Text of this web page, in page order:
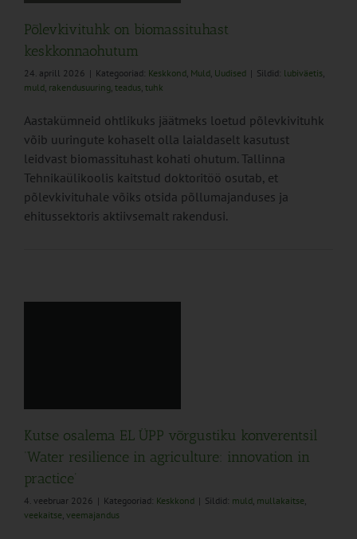
Põlevkivituhk on biomassituhast
keskkonnaohutum
24. aprill 2026 | Kategooriad: Keskkond, Muld, Uudised | Sildid: lubiväetis,
muld, rakendusuuring, teadus, tuhk
Aastakümneid ohtlikuks jäätmeks loetud põlevkivituhk
võib uuringute kohaselt olla laialdaselt kasutust
leidvast biomassituhast kohati ohutum. Tallinna
Tehnikaülikoolis kaitstud doktoritöö osutab, et
põlevkivituhale võiks otsida põllumajanduses ja
ehitussektoris aktiivsemalt rakendusi.
Kutse osalema EL ÜPP võrgustiku konverentsil
‘Water resilience in agriculture: innovation in
practice’
4. veebruar 2026 | Kategooriad: Keskkond | Sildid: muld, mullakaitse,
veekaitse, veemajandus